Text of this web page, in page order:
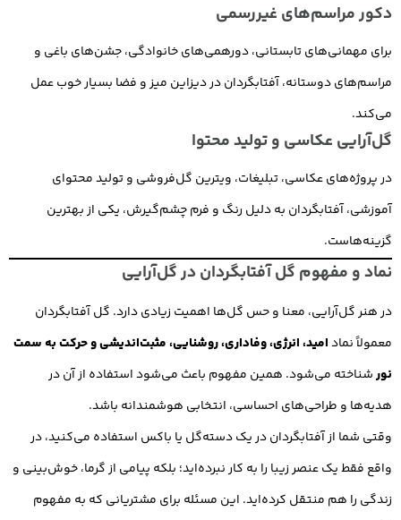
دکور مراسم‌های غیررسمی
برای مهمانی‌های تابستانی، دورهمی‌های خانوادگی، جشن‌های باغی و
مراسم‌های دوستانه، آفتابگردان در دیزاین میز و فضا بسیار خوب عمل
می‌کند.
گل‌آرایی عکاسی و تولید محتوا
در پروژه‌های عکاسی، تبلیغات، ویترین گل‌فروشی و تولید محتوای
آموزشی، آفتابگردان به دلیل رنگ و فرم چشم‌گیرش، یکی از بهترین
گزینه‌هاست.
نماد و مفهوم گل آفتابگردان در گل‌آرایی
در هنر گل‌آرایی، معنا و حس گل‌ها اهمیت زیادی دارد. گل آفتابگردان
معمولاً نمادامید، انرژی، وفاداری، روشنایی، مثبت‌اندیشی و حرکت به سمت
نورشناخته می‌شود. همین مفهوم باعث می‌شود استفاده از آن در
هدیه‌ها و طراحی‌های احساسی، انتخابی هوشمندانه باشد.
وقتی شما از آفتابگردان در یک دسته‌گل یا باکس استفاده می‌کنید، در
واقع فقط یک عنصر زیبا را به کار نبرده‌اید؛ بلکه پیامی از گرما، خوش‌بینی و
زندگی را هم منتقل کرده‌اید. این مسئله برای مشتریانی که به مفهوم